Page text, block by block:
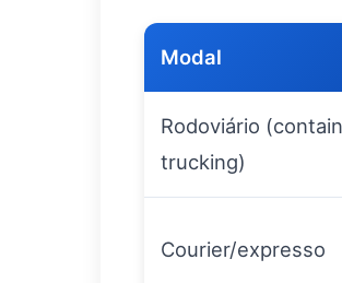
Modal
Rodoviário
trucking)
Courier/expresso